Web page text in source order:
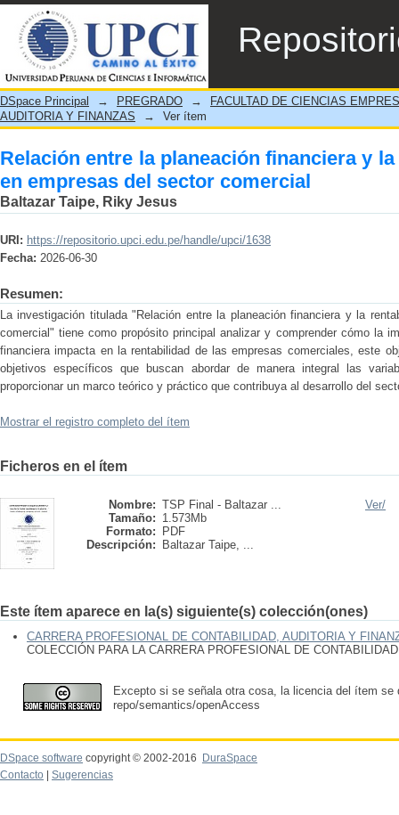
Relación entre la planeación financiera
comercial
DSpace Principal → PREGRADO →
FACULTAD DE CIENCIAS
AUDITORIA Y FINANZAS
→ Ver ítem
Relación entre la planeación financiera y
en empresas del sector comercial
Baltazar Taipe, Riky Jesus
URI: https://repositorio.upci.edu.pe/handle/upci/1638
Fecha: 2026-06-30
Resumen:
La investigación titulada "Relación entre la planeación financiera y la
comercial" tiene como propósito principal analizar y comprender cómo la
financiera impacta en la rentabilidad de las empresas comerciales, este
objetivos específicos que buscan abordar de manera integral las
proporcionar un marco teórico y práctico que contribuya al desarrollo del
Mostrar el registro completo del ítem
Ficheros en el ítem
Nombre: TSP Final - Baltazar ...
Tamaño: 1.573Mb
Formato:
PDF
Descripción:
Baltazar Taipe, ...
Ver/
Este ítem aparece en la(s) siguiente(s) colección(ones)
CARRERA PROFESIONAL DE CONTABILIDAD, AUDITORIA Y
COLECCIÓN PARA LA CARRERA PROFESIONAL DE
Excepto si se señala otra cosa, la licencia del ítem se
repo/semantics/openAccess
DSpace software copyright © 2002-2016
DuraSpace
Contacto
Sugerencias